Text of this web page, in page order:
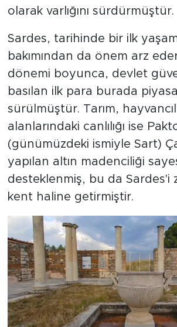
olarak varlığını sürdürmüştür.
Sardes, tarihinde bir ilk
bakımından da önem arz
dönemi boyunca, devlet
basılan ilk para burada
sürülmüştür. Tarım,
alanlarındaki canlılığı ise
(günümüzdeki ismiyle Sart)
yapılan altın madenciliği
desteklenmiş, bu da Sardes'i
kent haline getirmiştir.